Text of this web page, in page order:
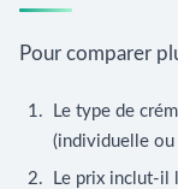
Pour comparer
Le type de
(individuelle ou
Le prix inclut-il